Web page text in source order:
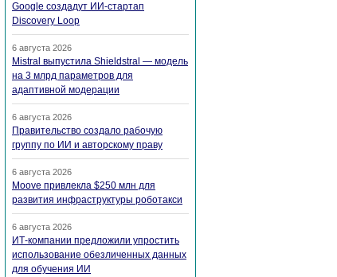
Google создадут ИИ-стартап
Discovery Loop
6 августа 2026
Mistral выпустила Shieldstral — модель
на 3 млрд параметров для
адаптивной модерации
6 августа 2026
Правительство создало рабочую
группу по ИИ и авторскому праву
6 августа 2026
Moove привлекла $250 млн для
развития инфраструктуры роботакси
6 августа 2026
ИТ-компании предложили упростить
использование обезличенных данных
для обучения ИИ